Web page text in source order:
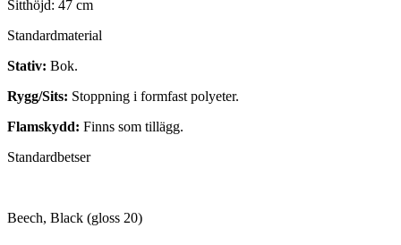
Sitthöjd: 47 cm
Standardmaterial
Stativ: Bok.
Rygg/Sits: Stoppning i formfast polyeter.
Flamskydd: Finns som tillägg.
Standardbetser
Beech, Black (gloss 20)